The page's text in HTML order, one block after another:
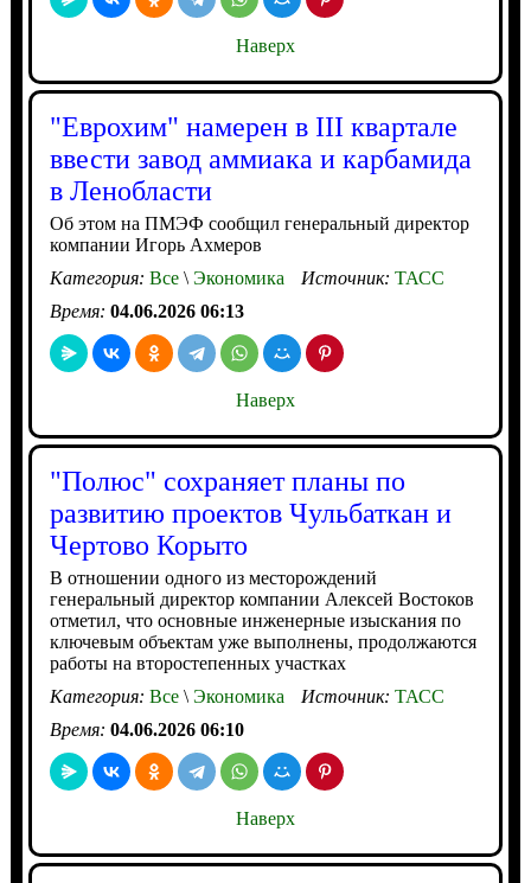
Наверх
"Еврохим" намерен в III квартале
ввести завод аммиака и карбамида
в Ленобласти
Об этом на ПМЭФ сообщил генеральный директор
компании Игорь Ахмеров
Категория: Все\Экономика Источник: ТАСС
Время: 04.06.2026 06:13
Наверх
"Полюс" сохраняет планы по
развитию проектов Чульбаткан и
Чертово Корыто
В отношении одного из месторождений
генеральный директор компании Алексей Востоков
отметил, что основные инженерные изыскания по
ключевым объектам уже выполнены, продолжаются
работы на второстепенных участках
Категория: Все\Экономика Источник: ТАСС
Время: 04.06.2026 06:10
Наверх